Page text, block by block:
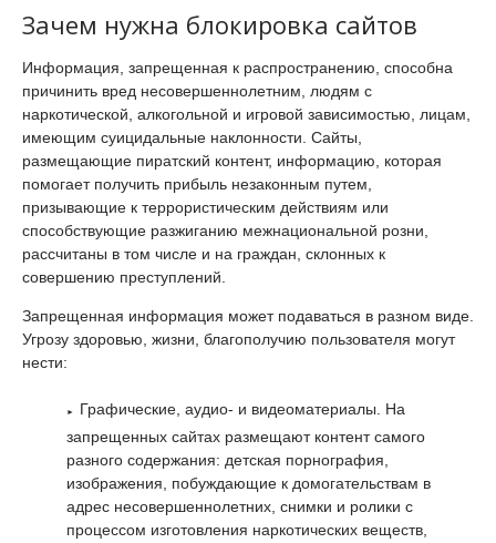
Зачем нужна блокировка сайтов
Информация, запрещенная к распространению, способна
причинить вред несовершеннолетним, людям с
наркотической, алкогольной и игровой зависимостью, лицам,
имеющим суицидальные наклонности. Сайты,
размещающие пиратский контент, информацию, которая
помогает получить прибыль незаконным путем,
призывающие к террористическим действиям или
способствующие разжиганию межнациональной розни,
рассчитаны в том числе и на граждан, склонных к
совершению преступлений.
Запрещенная информация может подаваться в разном виде.
Угрозу здоровью, жизни, благополучию пользователя могут
нести:
Графические, аудио- и видеоматериалы. На
запрещенных сайтах размещают контент самого
разного содержания: детская порнография,
изображения, побуждающие к домогательствам в
адрес несовершеннолетних, снимки и ролики с
процессом изготовления наркотических веществ,